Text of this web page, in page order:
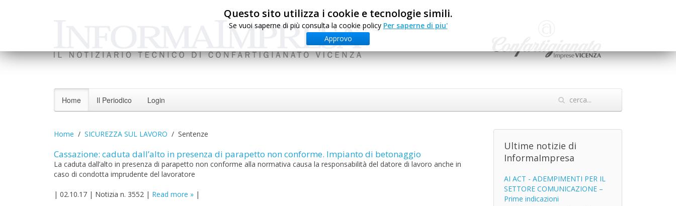
Questo sito utilizza i cookie e tecnologie simili.
Se vuoi saperne di più consulta la cookie policy Per saperne di piu'
Approvo
Home Il Periodico Login
Home SICUREZZA SUL LAVORO Sentenze
Cassazione: caduta dall’alto in presenza di parapetto non conforme. Impianto di betonaggio
La caduta dall’alto in presenza di parapetto non conforme alla normativa causa la responsabilità del datore di lavoro anche in
caso di condotta imprudente del lavoratore
| 02.10.17 | Notizia n. 3552 | Read more |
Ultime notizie di
InformaImpresa
AI ACT - ADEMPIMENTI PER IL
SETTORE COMUNICAZIONE –
Prime indicazioni